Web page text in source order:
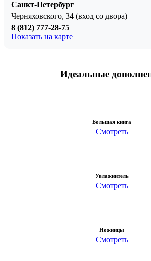
Санкт-Петербург
Черняховского, 34 (вход со двора)
8 (812) 777-28-75
Показать на карте
Идеальные
Большая книга
Смотреть
Увлажнитель
Смотреть
Ножницы
Смотреть